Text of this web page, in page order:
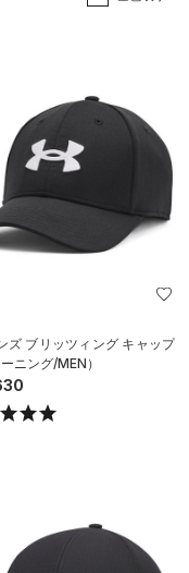
ズ ブリッツィング キャップ
ーニング/MEN）